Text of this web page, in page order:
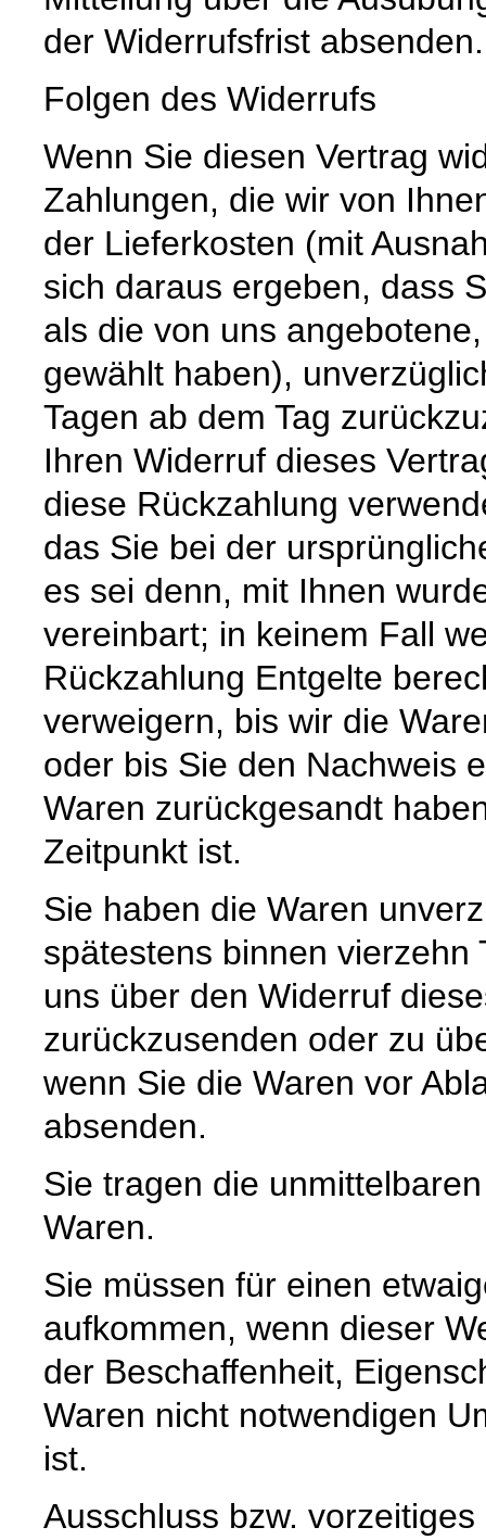
der Widerrufsfrist absenden.
Folgen des Widerrufs
Wenn Sie diesen Vertrag
Zahlungen, die wir von
der Lieferkosten (mit
sich daraus ergeben, dass
als die von uns
gewählt haben),
Tagen ab dem Tag
Ihren Widerruf dieses
diese Rückzahlung
das Sie bei der
es sei denn, mit Ihnen
vereinbart; in keinem Fall
Rückzahlung Entgelte
verweigern, bis wir die
oder bis Sie den Nachweis
Waren zurückgesandt
Zeitpunkt ist.
Sie haben die Waren
spätestens binnen vierzehn
uns über den Widerruf
zurückzusenden oder zu
wenn Sie die Waren vor
absenden.
Sie tragen die
Waren.
Sie müssen für einen
aufkommen, wenn dieser
der Beschaffenheit,
Waren nicht notwendigen
ist.
Ausschluss bzw.